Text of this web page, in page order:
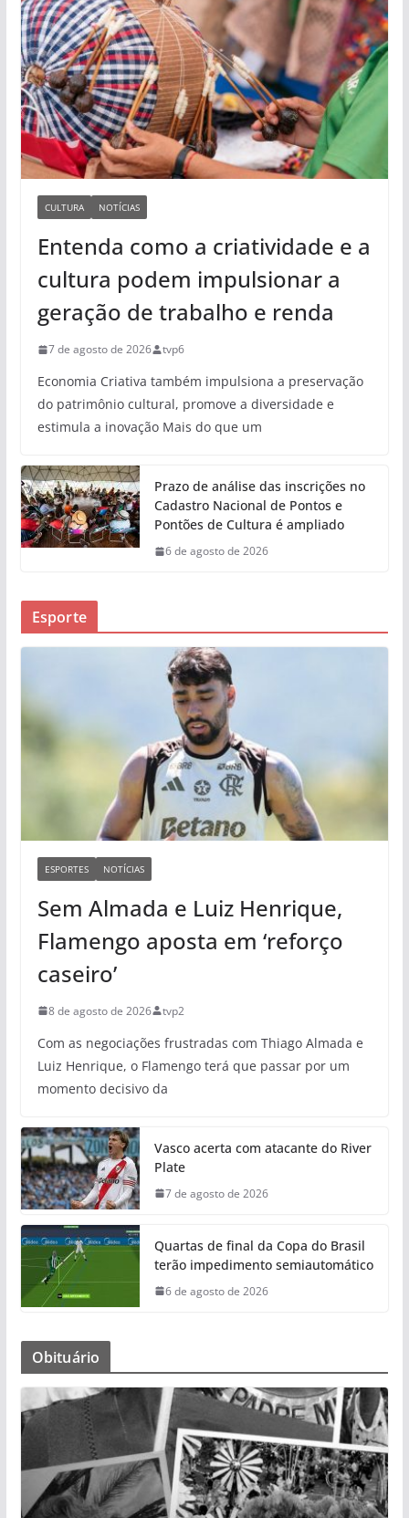
CULTURA NOTÍCIAS
Entenda como a criatividade e a
cultura podem impulsionar a
geração de trabalho e renda
7 de agosto de 2026 tvp6
Economia Criativa também impulsiona a preservação
do patrimônio cultural, promove a diversidade e
estimula a inovação Mais do que um
Prazo de análise das inscrições no
Cadastro Nacional de Pontos e
Pontões de Cultura é ampliado
6 de agosto de 2026
Esporte
ESPORTES NOTÍCIAS
Sem Almada e Luiz Henrique,
Flamengo aposta em ‘reforço
caseiro’
8 de agosto de 2026 tvp2
Com as negociações frustradas com Thiago Almada e
Luiz Henrique, o Flamengo terá que passar por um
momento decisivo da
Vasco acerta com atacante do River
Plate
7 de agosto de 2026
Quartas de final da Copa do Brasil
terão impedimento semiautomático
6 de agosto de 2026
Obituário